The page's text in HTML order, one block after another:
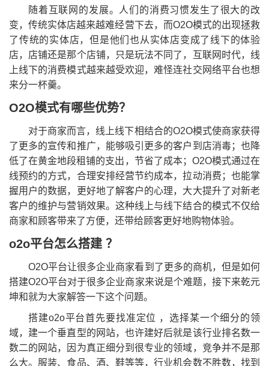
随着互联网的发展。人们的消费习惯发生了很大的改
变，传统实体店越来越难经营下去，而O2O模式的出现拯救
了传统的实体店，但是他们也从实体店变成了线下的体验
店，店铺还是那个店铺，只是玩法不同了，互联网时代，线
上线下的消费模式越来越受欢迎，难怪连社交网络平台也想
来分一杯羹。
O2O模式有哪些优势？
对于商家而言，线上线下相结合的O2O模式使商家获得
了更多的宣传和推广，能够吸引更多的客户到店消毒；也降
低了在黄金地段租铺的支出，节省了成本；O2O模式通过在
线预约的方式，合理安排经营节约成本，拉动消费；也能掌
握用户的数据，更好地了解客户的心理，大大提升了对新老
客户的维护与营销效果。这种线上与线下结合的模式不仅给
商家和顾客带来了方便，还带给顾客更好地购物体验。
o2o平台怎么搭建 ？
O2O平台让很多企业商家看到了更多的商机，但是如何
搭建O2O平台对于很多企业商家来说是个难题，接下来乾元
坤和就为大家解答一下这个问题。
搭建o2o平台首先要找准定位 ，选择某一个细分的领
域，建一个垂直型的网站，也许建好后就是该行业排名数一
数二的网站，因为真正细分到很专业的领域，竞争并不是那
么大。服装、食品、酒、鞋等等，行业机会数不胜数，找到